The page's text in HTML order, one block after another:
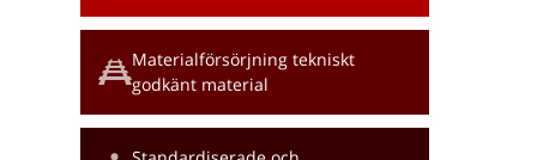
Materialförsörjning tekniskt
godkänt material